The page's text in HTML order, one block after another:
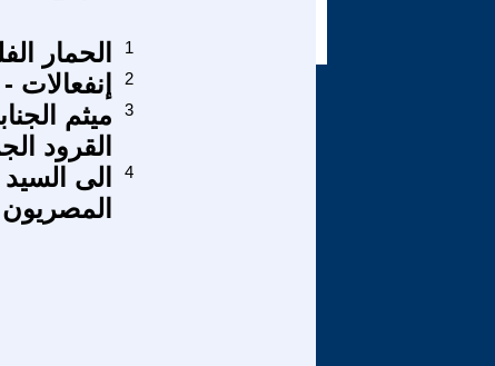
الحمار
1
إنفعالات - 7 - حسني مبارك وبراءته
2
ميثم
القرود
3
الى
4